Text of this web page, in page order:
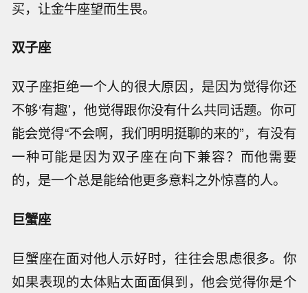
买，让金牛座望而生畏。
双子座
双子座拒绝一个人的很大原因，是因为觉得你还
不够‘有趣’，他觉得跟你没有什么共同话题。你可
能会觉得“不会啊，我们明明挺聊的来的”，有没有
一种可能是因为双子座在向下兼容？而他需要
的，是一个总是能给他更多意料之外惊喜的人。
巨蟹座
巨蟹座在面对他人示好时，往往会思虑很多。你
如果表现的太体贴太面面俱到，他会觉得你是个